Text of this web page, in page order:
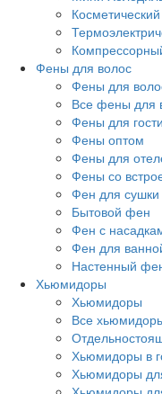
Фены для волос
Фены для
Все фены для
Фены для
Фены оптом
Фены для
Фены со
Фен для сушки
Бытовой фен
Фен с
Фен для
Настенный
Хьюмидоры
Хьюмидоры
Все
Хьюмидоры в
Хьюмидоры